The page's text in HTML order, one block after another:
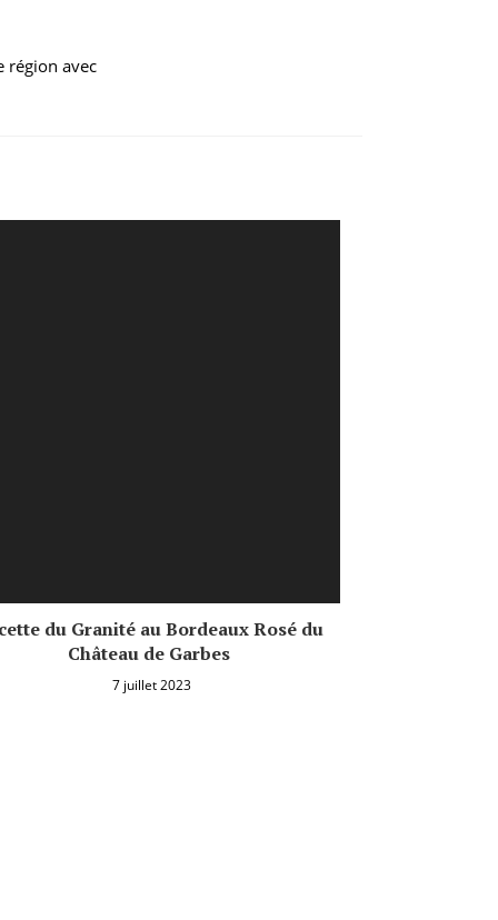
région avec
du Granité au Bordeaux Rosé du
Château de Garbes
7 juillet 2023